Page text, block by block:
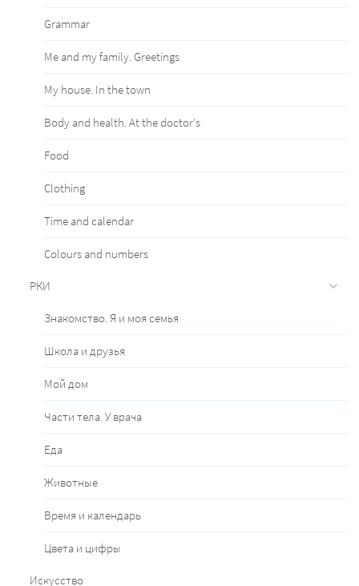
Grammar
Me and my family. Greetings
My house. In the town
Body and health. At the doctor's
Food
Clothing
Time and calendar
Сolours and numbers
РКИ
Знакомство. Я и моя семья
Школа и друзья
Мой дом
Части тела. У врача
Еда
Животные
Время и календарь
Цвета и цифры
Искусство